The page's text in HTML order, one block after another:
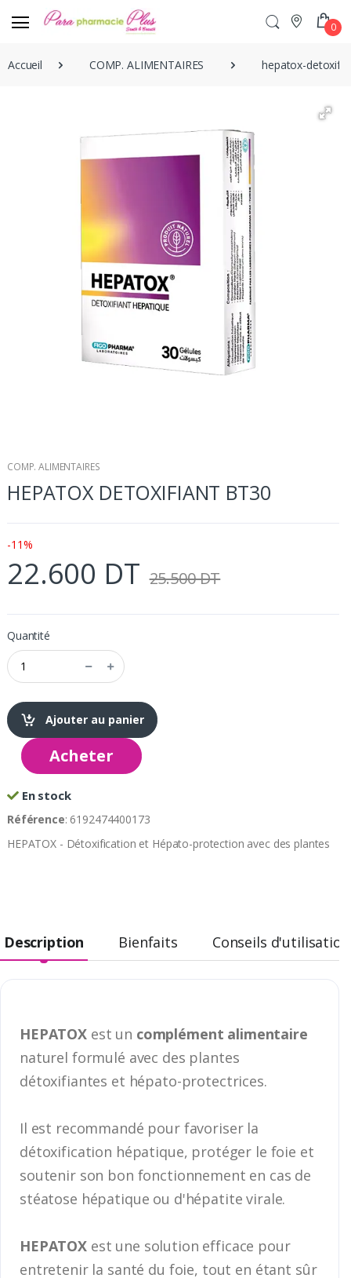
0
Accueil COMP. ALIMENTAIRES hepatox-
COMP. ALIMENTAIRES
HEPATOX DETOXIFIANT BT30
-11%
22.600 DT 25.500 DT
Quantité
Ajouter au panier
Acheter
En stock
Référence: 6192474400173
HEPATOX - Détoxification et Hépato-protection avec des plantes
Description Bienfaits Conseils d'utilisation
HEPATOX est un complément alimentaire
naturel formulé avec des plantes
détoxifiantes et hépato-protectrices.
Il est recommandé pour favoriser la
détoxification hépatique, protéger le foie et
soutenir son bon fonctionnement en cas de
stéatose hépatique ou d'hépatite virale.
HEPATOX est une solution efficace pour
entretenir la santé du foie, tout en étant sûr